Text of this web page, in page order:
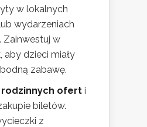
w lokalnych
wydarzeniach
Zainwestuj w
aby dzieci miały
zabawę.
rodzinnych ofert i
biletów.
z